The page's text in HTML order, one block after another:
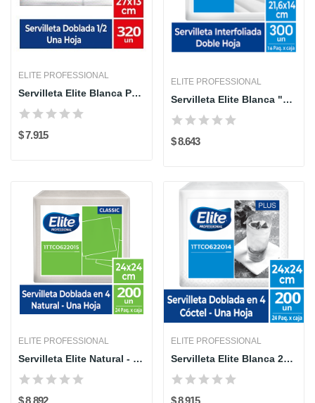
ELITE PROFESSIONAL
Servilleta Elite Blanca Partida
$ 7.915
ELITE PROFESSIONAL
Servilleta Elite Blanca "Una a Una" intefoliada...
$ 8.643
ELITE PROFESSIONAL
Servilleta Elite Natural - HS - 24 x 24 cm -...
$ 8.892
ELITE PROFESSIONAL
Servilleta Elite Blanca 24x24 cm por 200 unidades
$ 8.915